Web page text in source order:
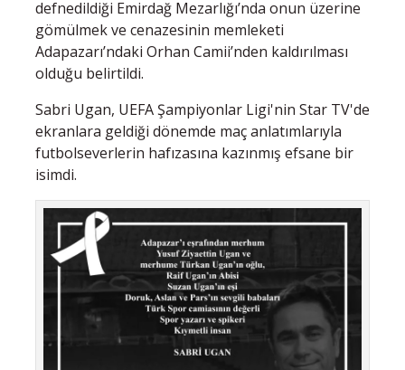
defnedildiği Emirdağ Mezarlığı’nda onun üzerine
gömülmek ve cenazesinin memleketi
Adapazarı’ndaki Orhan Camii’nden kaldırılması
olduğu belirtildi.
Sabri Ugan, UEFA Şampiyonlar Ligi'nin Star TV'de
ekranlara geldiği dönemde maç anlatımlarıyla
futbolseverlerin hafızasına kazınmış efsane bir
isimdi.